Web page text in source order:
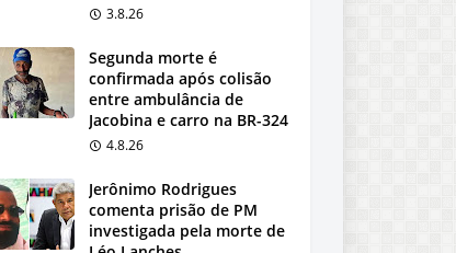
3.8.26
Segunda morte é
confirmada após colisão
entre ambulância de
Jacobina e carro na BR-324
4.8.26
Jerônimo Rodrigues
comenta prisão de PM
investigada pela morte de